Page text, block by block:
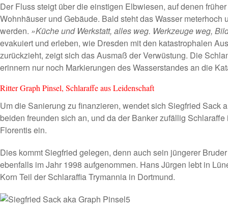
Der Fluss steigt über die einstigen Elbwiesen, auf denen
Wohnhäuser und Gebäude. Bald steht das Wasser
werden. »Küche und Werkstatt, alles weg. Werkzeuge weg,
evakuiert und erleben, wie Dresden mit den katastrophalen
zurückzieht, zeigt sich das Ausmaß der Verwüstung. Die
erinnern nur noch Markierungen des Wasserstandes an die
Ritter Graph Pinsel, Schlaraffe aus Leidenschaft
Um die Sanierung zu finanzieren, wendet sich Siegfried
beiden freunden sich an, und da der Banker zufällig Schlaraffe
Florentis ein.
Dies kommt Siegfried gelegen, denn auch sein jüngerer
ebenfalls im Jahr 1998 aufgenommen. Hans Jürgen lebt in
Korn Teil der Schlaraffia Trymannia in Dortmund.